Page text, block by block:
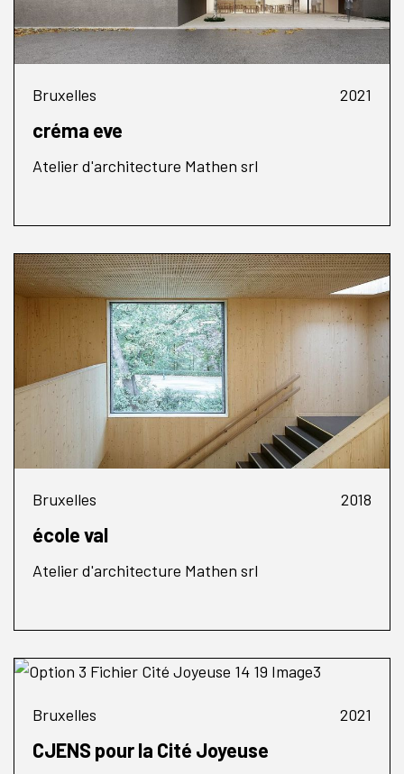
Bruxelles 2021
créma eve
Atelier d'architecture Mathen srl
Bruxelles 2018
école val
Atelier d'architecture Mathen srl
Bruxelles 2021
CJENS pour la Cité Joyeuse